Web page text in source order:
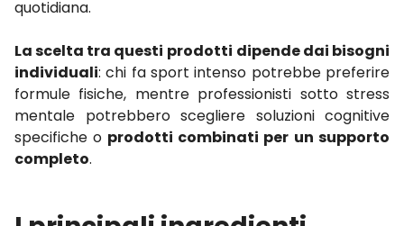
quotidiana.
La scelta tra questi prodotti dipende dai bisogni
individuali: chi fa sport intenso potrebbe preferire
formule fisiche, mentre professionisti sotto stress
mentale potrebbero scegliere soluzioni cognitive
specifiche o prodotti combinati per un supporto
completo.